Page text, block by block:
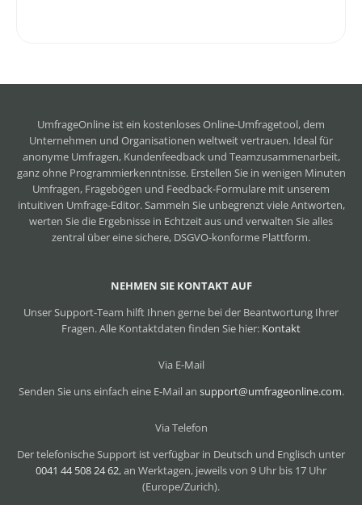
UmfrageOnline ist ein kostenloses Online-Umfragetool, dem
Unternehmen und Organisationen weltweit vertrauen. Ideal für
anonyme Umfragen, Kundenfeedback und Teamzusammenarbeit,
ganz ohne Programmierkenntnisse. Erstellen Sie in wenigen Minuten
Umfragen, Fragebögen und Feedback-Formulare mit unserem
intuitiven Umfrage-Editor. Sammeln Sie unbegrenzt viele Antworten,
werten Sie die Ergebnisse in Echtzeit aus und verwalten Sie alles
zentral über eine sichere, DSGVO-konforme Plattform.
NEHMEN SIE KONTAKT AUF
Unser Support-Team hilft Ihnen gerne bei der Beantwortung Ihrer
Fragen. Alle Kontaktdaten finden Sie hier: Kontakt
Via E-Mail
Senden Sie uns einfach eine E-Mail an support@umfrageonline.com.
Via Telefon
Der telefonische Support ist verfügbar in Deutsch und Englisch unter
0041 44 508 24 62, an Werktagen, jeweils von 9 Uhr bis 17 Uhr
(Europe/Zurich).